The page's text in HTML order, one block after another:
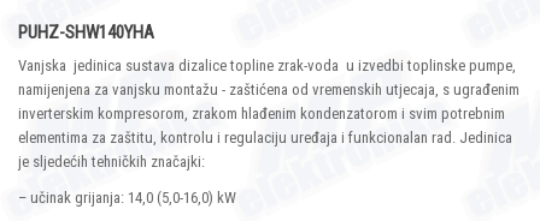
PUHZ-SHW140YHA
Vanjska jedinica sustava dizalice topline zrak-voda u izvedbi toplinske pumpe,
namijenjena za vanjsku montažu - zaštićena od vremenskih utjecaja, s ugrađenim
inverterskim kompresorom, zrakom hlađenim kondenzatorom i svim potrebnim
elementima za zaštitu, kontrolu i regulaciju uređaja i funkcionalan rad. Jedinica
je sljedećih tehničkih značajki:
– učinak grijanja: 14,0 (5,0-16,0) kW